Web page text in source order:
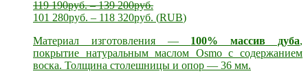
119 190руб.–139 200руб.
101 280руб. – 118 320руб. (RUB)
Материал изготовления — 100% массив дуба,
покрытие натуральным маслом Osmo с содержанием
воска. Толщина столешницы и опор — 36 мм.